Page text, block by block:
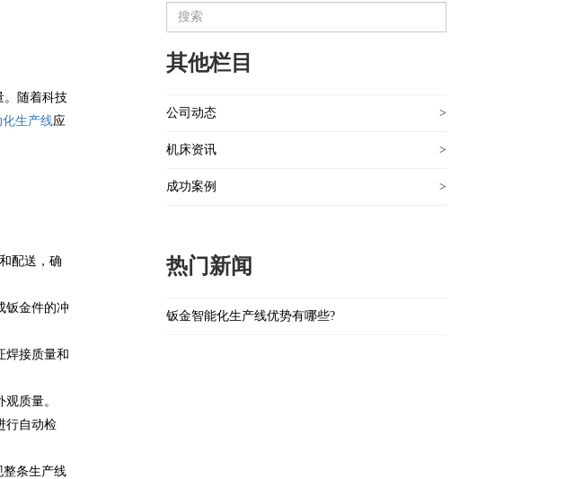
。随着科技
生产线应
配送，确
钣金件的冲
焊接质量和
质量。
行自动检
条生产线
其他栏目
公司动态 >
机床资讯 >
成功案例 >
热门新闻
钣金智能化生产线优势有哪些?